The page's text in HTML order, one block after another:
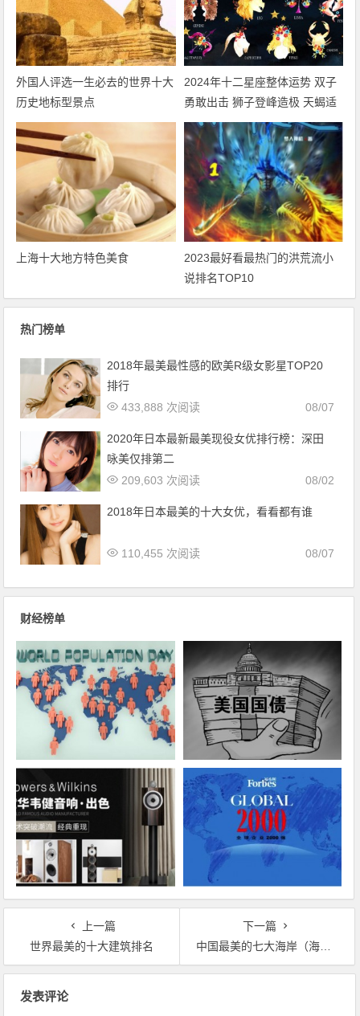
外国人评选一生必去的世界十大
历史地标型景点
2024年十二星座整体运势 双子
勇敢出击 狮子登峰造极 天蝎适
者生存 摩羯脱胎换骨
上海十大地方特色美食
2023最好看最热门的洪荒流小
说排名TOP10
热门榜单
2018年最美最性感的欧美R级女影星TOP20
排行
08/07
433,888 次阅读
2020年日本最新最美现役女优排行榜：深田
咏美仅排第二
08/02
209,603 次阅读
2018年日本最美的十大女优，看看都有谁
08/07
110,455 次阅读
财经榜单
上一篇
世界最美的十大建筑排名
下一篇
中国最美的七大海岸（海滩）
发表评论